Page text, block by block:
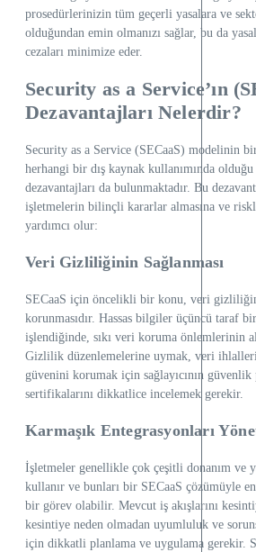
prosedürlerinizin tüm geçerli yasalara ve
olduğundan emin olmanızı sağlar, bu da
cezaları minimize eder.
Security as a Service’ın
Dezavantajları Nelerdir?
Security as a Service (SECaaS) modelinin
herhangi bir dış kaynak kullanımında
dezavantajları da bulunmaktadır. Bu
işletmelerin bilinçli kararlar almasına ve
yardımcı olur:
Veri Gizliliğinin Sağlanması
SECaaS için öncelikli bir konu, veri
korunmasıdır. Hassas bilgiler üçüncü taraf bir
işlendiğinde, sıkı veri koruma önlemlerinin
Gizlilik düzenlemelerine uymak, veri
güvenini korumak için sağlayıcının güvenlik
sertifikalarını dikkatlice incelemek gerekir.
Karmaşık Entegrasyonları
İşletmeler genellikle çok çeşitli donanım ve
kullanır ve bunları bir SECaaS çözümüyle
bir görev olabilir. Mevcut iş akışlarını
kesintiye neden olmadan uyumluluk ve
için dikkatli planlama ve uygulama gerekir.